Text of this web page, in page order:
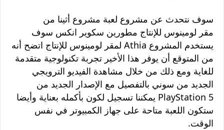
سوف نتحدث عن مشروع لعبة مشروع أثينا من
مقر لومينوس للإنتاج مطورين سكوير انكس سوف
يستخدم المشروع Athia لمقر لومينوس للإنتاج اتضح أنه
من المتوقع أن يوفر هذا الأخير تجربة تكنولوجية متقدمة
للغاية ومع ذلك من خلال مشاهدة الفيديو الترويجي
الجديد من سوني بالتفصيل مع الإصدار الجديد من
PlayStation 5 يمكننا تسجيل لكون بأكمله بعناية وأيضا
ستكون اللعبة متاحة على جهاز الكمبيوتر في نفس
الوقت.